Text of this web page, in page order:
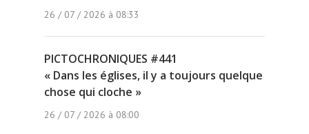
26 / 07 / 2026 à 08:33
PICTOCHRONIQUES #441
« Dans les églises, il y a toujours quelque
chose qui cloche »
26 / 07 / 2026 à 08:00